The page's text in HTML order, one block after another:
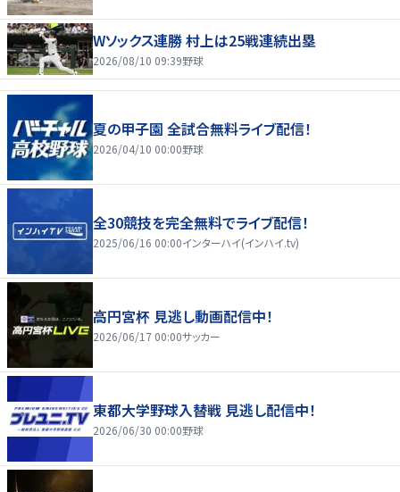
Wソックス連勝 村上は25戦連続出塁
2026/08/10 09:39野球
夏の甲子園 全試合無料ライブ配信！
2026/04/10 00:00野球
全30競技を完全無料でライブ配信！
2025/06/16 00:00インターハイ(インハイ.tv)
高円宮杯 見逃し動画配信中！
2026/06/17 00:00サッカー
東都大学野球入替戦 見逃し配信中！
2026/06/30 00:00野球